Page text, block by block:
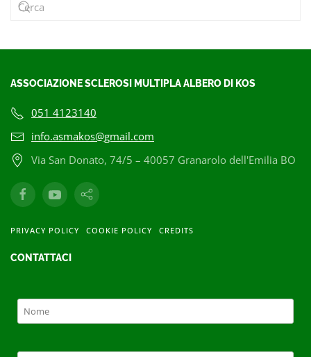
ASSOCIAZIONE SCLEROSI MULTIPLA ALBERO DI KOS
051 4123140
info.asmakos@gmail.com
Via San Donato, 74/5 – 40057 Granarolo dell'Emilia BO
PRIVACY POLICY COOKIE POLICY CREDITS
CONTATTACI